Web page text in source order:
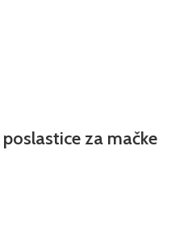
za mačke